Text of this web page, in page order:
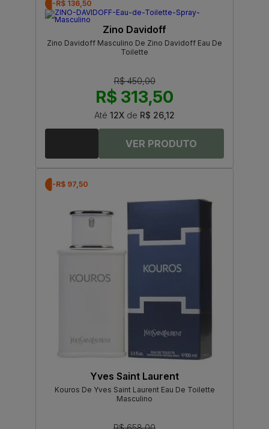
-R$ 136,50
Zino Davidoff
Zino Davidoff Masculino De Zino Davidoff Eau De
Toilette
R$ 450,00
R$ 313,50
Até 12X de R$ 26,12
-R$ 97,50
Yves Saint Laurent
Kouros De Yves Saint Laurent Eau De Toilette
Masculino